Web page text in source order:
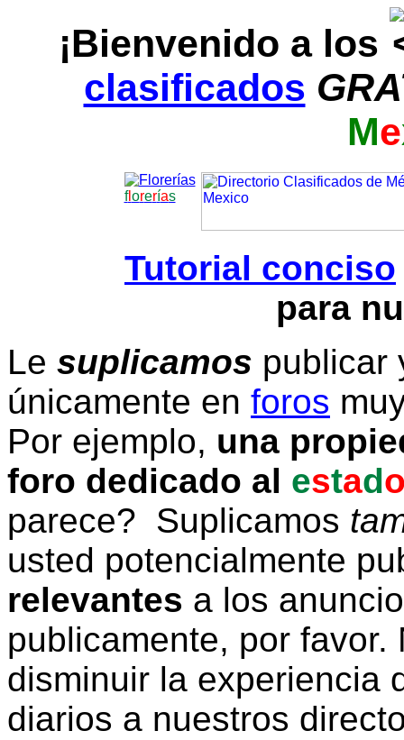
¡Bienvenido a los
clasificados
Me
florerías
Tutorial conciso
para
Le suplicamos publicar
únicamente en foros
Por ejemplo, una
foro dedicado al estad
parece? Suplicamos
usted potencialmente
relevantes a los
publicamente, por
disminuir la experiencia
diarios a nuestros